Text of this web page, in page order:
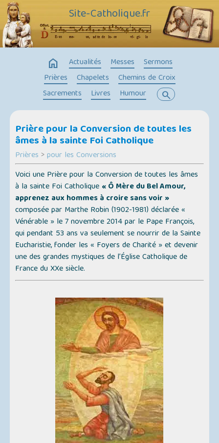
Site-Catholique.fr
home Actualités Messes
Sermons
Prières
Chapelets
Chemins de Croix
Sacrements
Livres Humour search
Prière pour la Conversion de toutes les
âmes à la sainte Foi Catholique
Prières >pour les Conversions
Voici une Prière pour la Conversion de toutes les âmes
à la sainte Foi Catholique « Ô Mère du Bel Amour,
apprenez aux hommes à croire sans voir »
composée par Marthe Robin (1902-1981) déclarée «
Vénérable » le 7 novembre 2014 par le Pape François,
qui pendant 53 ans va seulement se nourrir de la Sainte
Eucharistie, fonder les « Foyers de Charité » et devenir
une des grandes mystiques de l’Église Catholique de
France du XXe siècle.